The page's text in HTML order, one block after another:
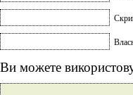
Ви можете